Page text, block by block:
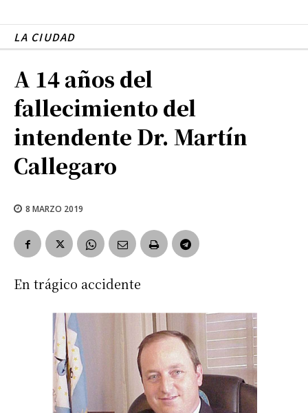
LA CIUDAD
A 14 años del
fallecimiento del
intendente Dr. Martín
Callegaro
8 MARZO 2019
En trágico accidente